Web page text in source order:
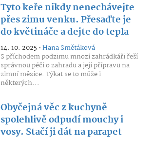
Tyto keře nikdy nenechávejte
přes zimu venku. Přesaďte je
do květináče a dejte do tepla
14. 10. 2025 •Hana Smětáková
S příchodem podzimu mnozí zahrádkáři řeší
správnou péči o zahradu a její přípravu na
zimní měsíce. Týkat se to může i
některých...
Obyčejná věc z kuchyně
spolehlivě odpudí mouchy i
vosy. Stačí ji dát na parapet